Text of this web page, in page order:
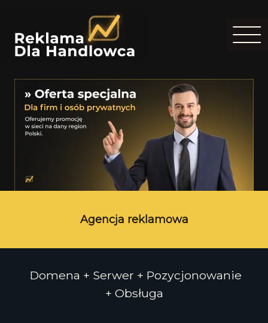
Agencja reklamowa
Domena + Serwer + Pozycjonowanie
+ Obsługa